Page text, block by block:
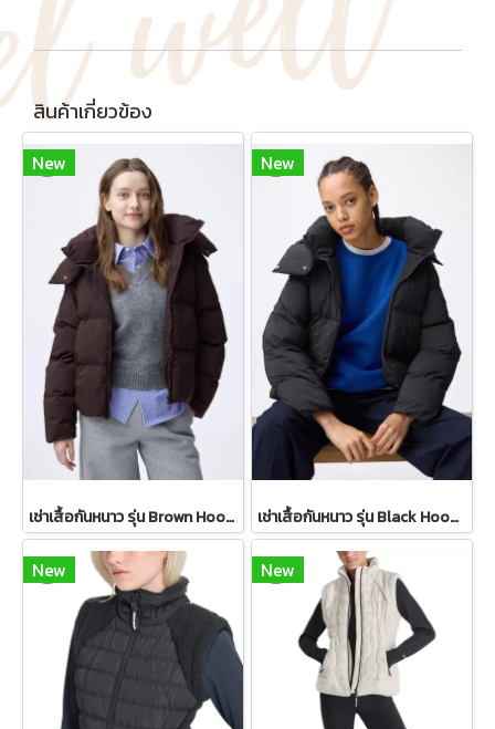
สินค้าเกี่ยวข้อง
New
เช่าเสื้อกันหนาว รุ่น Brown Hooded Puffer Jacket WINTERCLOTHFA0289
New
เช่าเสื้อกันหนาว รุ่น Black Hooded Puffer Jacket WINTERCLOTHFA0288 / WINTERCLOTHFA0287
New New